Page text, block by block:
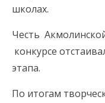
школах.
Честь
конкурсе
этапа.
По итогам